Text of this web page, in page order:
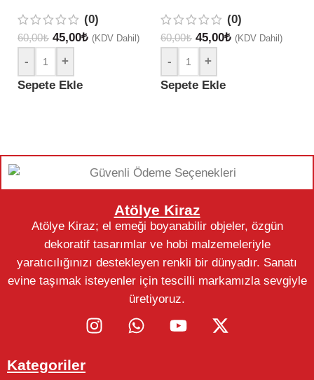
(0)
60,00₺ 45,00₺ (KDV Dahil)
-
+
Sepete Ekle
(0)
60,00₺ 45,00₺ (KDV Dahil)
-
+
Sepete Ekle
Atölye Kiraz
Atölye Kiraz; el emeği boyanabilir objeler, özgün
dekoratif tasarımlar ve hobi malzemeleriyle
yaratıcılığınızı destekleyen renkli bir dünyadır. Sanatı
evine taşımak isteyenler için tescilli markamızla sevgiyle
üretiyoruz.
Kategoriler